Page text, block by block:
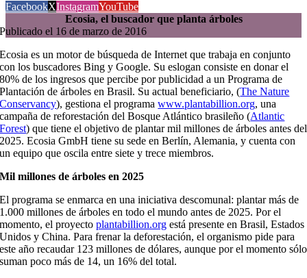
FacebookXInstagramYouTube
Ecosia, el buscador que planta árboles
Publicado el 16 de marzo de 2016
Ecosia es un motor de búsqueda de Internet que trabaja en conjunto
con los buscadores Bing y Google. Su eslogan consiste en donar el
80% de los ingresos que percibe por publicidad a un Programa de
Plantación de árboles en Brasil. Su actual beneficiario, (The Nature
Conservancy), gestiona el programawww.plantabillion.org, una
campaña de reforestación del Bosque Atlántico brasileño (Atlantic
Forest) que tiene el objetivo de plantar mil millones de árboles antes del
2025. Ecosia GmbH tiene su sede en Berlín, Alemania, y cuenta con
un equipo que oscila entre siete y trece miembros.
Mil millones de árboles en 2025
El programa se enmarca en una iniciativa descomunal: plantar más de
1.000 millones de árboles en todo el mundo antes de 2025. Por el
momento, el proyectoplantabillion.org está presente en Brasil, Estados
Unidos y China. Para frenar la deforestación, el organismo pide para
este año recaudar 123 millones de dólares, aunque por el momento sólo
suman poco más de 14, un 16% del total.